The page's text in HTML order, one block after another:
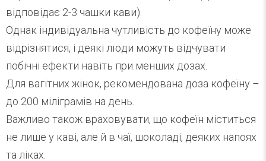
відповідає 2-3 чашки кави).
Однак індивідуальна чутливість до кофеїну може
відрізнятися, і деякі люди можуть відчувати
побічні ефекти навіть при менших дозах.
Для вагітних жінок, рекомендована доза кофеїну –
до 200 міліграмів на день.
Важливо також враховувати, що кофеїн міститься
не лише у каві, але й в чаї, шоколаді, деяких напоях
та ліках.